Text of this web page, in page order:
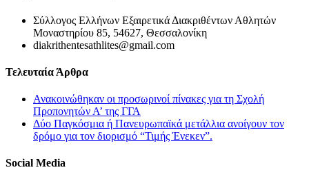
Σύλλογος Ελλήνων Εξαιρετικά Διακριθέντων Αθλητών
Μοναστηρίου 85, 54627, Θεσσαλονίκη
diakrithentesathlites@gmail.com
Τελευταία Άρθρα
Ανακοινώθηκαν οι προσωρινοί πίνακες για τη Σχολή
Προπονητών Α’ της ΓΓΑ
Δύο Παγκόσμια ή Πανευρωπαϊκά μετάλλια ανοίγουν τον
δρόμο για τον διορισμό “Τιμής Ένεκεν”.
Social Media